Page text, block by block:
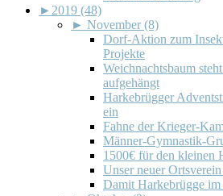
► 2019 (48)
► November (8)
Dorf-Aktion zum
Projekte
Weichnachtsbaum
aufgehängt
Harkebrügger
ein
Fahne der Krieger-
Männer-Gymnastik-
1500€ für den kleinen
Unser neuer
Damit Harkebrügge